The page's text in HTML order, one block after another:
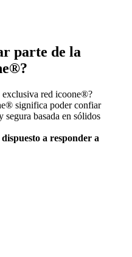
parte de la
exclusiva red icoone®?
significa poder confiar
basada en sólidos
a responder a